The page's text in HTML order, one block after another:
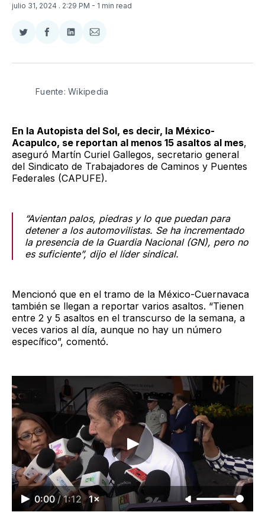
julio 31, 2024 . 2:29 PM - 1 min read
Compartir
Twitter
Compartir
Facebook
Compartir
LinkedIn
Compartir
Email
Fuente: Wikipedia
En la Autopista del Sol, es decir, la México-
Acapulco, se reportan al menos 15 asaltos al mes,
aseguró Martín Curiel Gallegos, secretario general
del Sindicato de Trabajadores de Caminos y Puentes
Federales (CAPUFE).
“Avientan palos, piedras y lo que puedan para
detener a los automovilistas. Se ha incrementado
la presencia de la Guardia Nacional (GN), pero no
es suficiente”, dijo el líder sindical.
Mencionó que en el tramo de la México-Cuernavaca
también se llegan a reportar varios asaltos. “Tienen
entre 2 y 5 asaltos en el transcurso de la semana, a
veces varios al día, aunque no hay un número
específico”, comentó.
0:00 / 1:12 1×